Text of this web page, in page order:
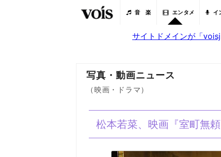
音 楽 エンタメ イ
サイトドメインが「
写真・動画ニュース
（映画・ドラマ）
松本若菜、映画『室町無